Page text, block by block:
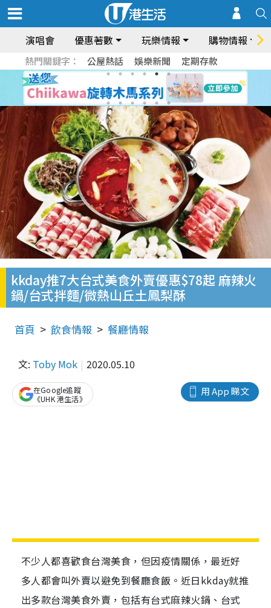
演唱會 優惠著數 玩樂情報 購物情報
熱門關鍵字： 公屋熱話 娛樂新聞 定期存款
kkday推7大台式美食外賣優惠$78起 麻辣火
鍋/台式拌麵/微熱山丘土鳳梨酥
首頁 飲食情報 餐廳情報
文: Toby Mok 2020.05.10
用 App 睇文
在Google追蹤
《UHK 港生活》
不少人都喜歡食台灣美食，但因疫情關係，最近好
多人都會叫外賣以避免到餐廳食飯。近日kkday就推
出多款台灣美食外賣，包括有台式麻辣火鍋、台式